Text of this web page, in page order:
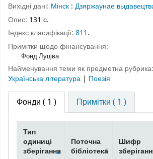
Вихідні дані: Мінск : Дзяржаунае
Опис: 131 с.
Індекс класифікації: 811.
Примітки щодо фінансування:
Фонд Луціва
Найменування теми як предметна рубрика:
Українська література | Поезія
Фонди ( 1 ) Примітки ( 1 )
Тип
одиниці
зберігання
Поточна
бібліотека
Шифр